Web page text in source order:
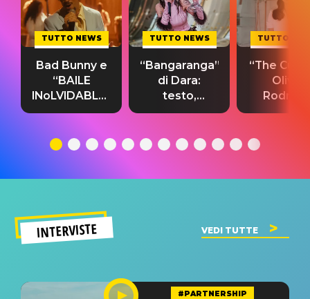
TUTTO NEWS
Bad Bunny e
“BAILE
INoLVIDABLE”:
testo,
significato
TUTTO NEWS
“Bangaranga”
di Dara:
testo,
traduzione e
del singolo
TUTTO
“The
Olivia
testo,
INTERVISTE VEDI TUTTE
#PARTNERSHIP